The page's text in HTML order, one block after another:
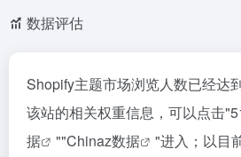
数据评估
Shopify主题市场浏览人数已经达
该站的相关权重信息，可以点击"
据
""Chinaz数据
"进入；以目